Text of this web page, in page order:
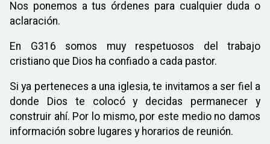
Nos ponemos a tus órdenes para cualquier duda o
aclaración.
En G316 somos muy respetuosos del trabajo
cristiano que Dios ha confiado a cada pastor.
Si ya perteneces a una iglesia, te invitamos a ser fiel a
donde Dios te colocó y decidas permanecer y
construir ahí. Por lo mismo, por este medio no damos
información sobre lugares y horarios de reunión.